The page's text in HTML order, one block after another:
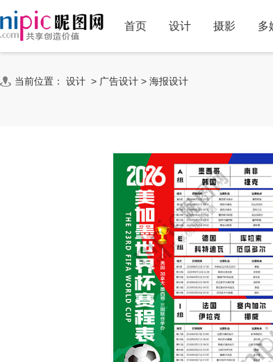
首页 设计 摄影 多
当前位置： 设计 > 广告设计 > 海报设计